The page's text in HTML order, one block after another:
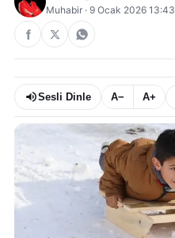
Muhabir · 9 Ocak 2026 13:43
Sesli Dinle A− A+